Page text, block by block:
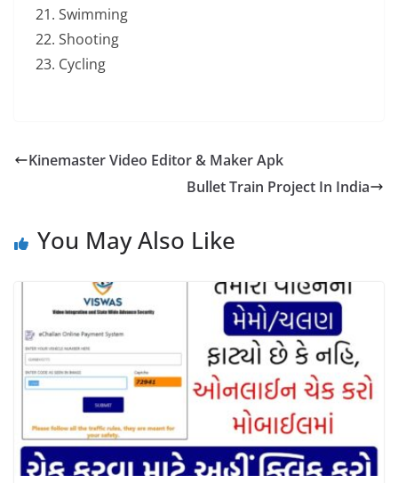
Swimming
Shooting
Cycling
Kinemaster Video Editor & Maker Apk
Bullet Train Project In India
You May Also Like